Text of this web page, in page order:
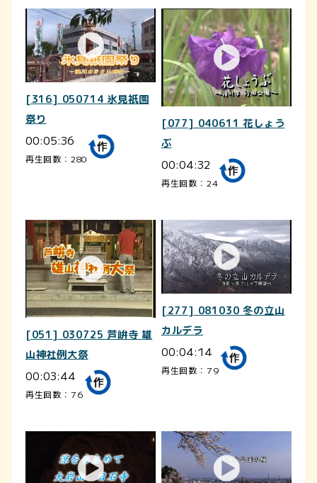
[316] 050714 氷見祇園
祭り
00:05:36
再生回数：280
[077] 040611 花しょう
ぶ
00:04:32
再生回数：24
[051] 030725 芦峅寺 雄
山神社例大祭
00:03:44
再生回数：76
[277] 081030 冬の立山
カルデラ
00:04:14
再生回数：79